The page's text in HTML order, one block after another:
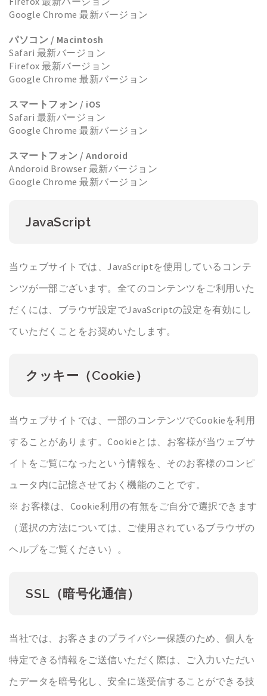
Google Chrome 最新バージョン
パソコン / Macintosh
Safari 最新バージョン
Firefox 最新バージョン
Google Chrome 最新バージョン
スマートフォン / iOS
Safari 最新バージョン
Google Chrome 最新バージョン
スマートフォン / Andoroid
Andoroid Browser 最新バージョン
Google Chrome 最新バージョン
JavaScript
当ウェブサイトでは、JavaScriptを使用しているコンテ
ンツが一部ございます。全てのコンテンツをご利用いた
だくには、ブラウザ設定でJavaScriptの設定を有効にし
ていただくことをお奨めいたします。
クッキー（Cookie）
当ウェブサイトでは、一部のコンテンツでCookieを利用
することがあります。Cookieとは、お客様が当ウェブサ
イトをご覧になったという情報を、そのお客様のコンピ
ュータ内に記憶させておく機能のことです。
※ お客様は、Cookie利用の有無をご自分で選択できます
（選択の方法については、ご使用されているブラウザの
ヘルプをご覧ください）。
SSL（暗号化通信）
当社では、お客さまのプライバシー保護のため、個人を
特定できる情報をご送信いただく際は、ご入力いただい
たデータを暗号化し、安全に送受信することができる技